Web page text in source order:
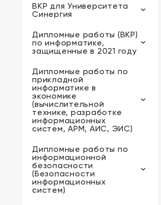
ВКР для Университета
Синергия
Дипломные работы (ВКР)
по информатике,
защищенные в 2021 году
Дипломные работы по
прикладной
информатике в
экономике
(вычислительной
технике, разработке
информационных
систем, АРМ, АИС, ЭИС)
Дипломные работы по
информационной
безопасности
(Безопасности
информационных
систем)